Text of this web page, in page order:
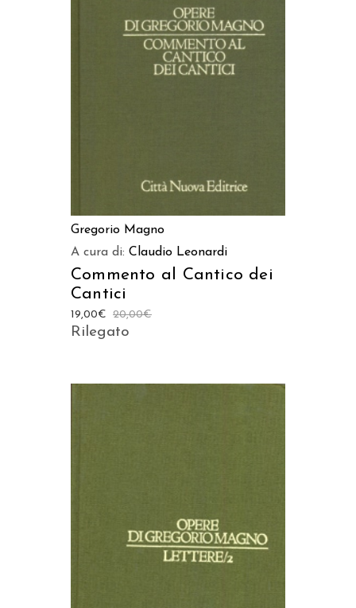
LEGGI TUTTO
Gregorio Magno
A cura di: Claudio Leonardi
Commento al Cantico dei
Cantici
20,00€
19,00€
Rilegato
AGGIUNGI AL CARRELLO